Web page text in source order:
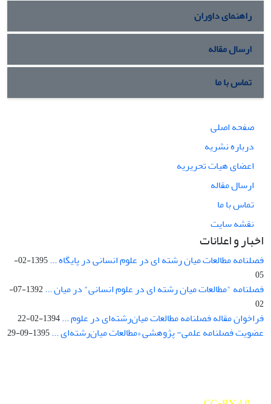
راهنمای داوران
ارسال مقاله
تماس با ما
صفحه اصلی
درباره نشریه
اعضای هیات تحریریه
ارسال مقاله
تماس با ما
نقشه سایت
اخبار و اعلانات
فصلنامه مطالعات میان رشته ای در علوم انسانی در پایگاه ...
1395-02-
05
فصلنامه "مطالعات میان رشته ای در علوم انسانی" در میان ...
1392-07-
02
فراخوان مقاله فصلنامه مطالعات میان‌رشته‌ای در علوم ...1394-02-22
عضویت فصلنامه علمی- پژوهشی «مطالعات میان‌رشته‌ای ...1395-09-29